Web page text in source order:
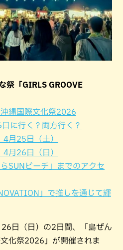
祭「GIRLS GROOVE
沖縄国際文化祭2026
に行く？両方行く？
月25日（土）
月26日（日）
SUNビーチ」までのアクセ
」で推しを通じて輝
日（日）の2日間、「島ぜん
化祭2026」が開催されま